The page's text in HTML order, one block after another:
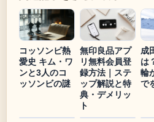
コッソンビ熱
愛史 キム・ワ
ンと3人のコ
ッソンビの謎
無印良品アプ
リ無料会員登
録方法｜ステ
ップ解説と特
典・デメリッ
ト
成
は
輪
で